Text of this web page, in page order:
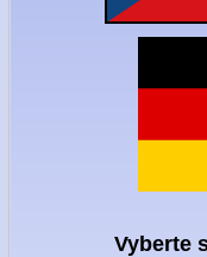
Vyberte